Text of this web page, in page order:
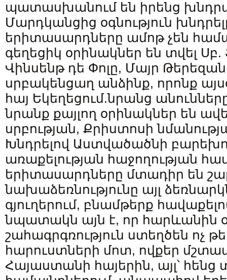
պատասխանում են իրենց
Մարդկանցից օգնություն
երիտասարդները ամոթ չեն
գեղեցիկ օրինակներ են տվել
Վինսենթ դե Փոլը, Մայր
սրբակենցաղ անձինք, որոնք
հայ Եկեղեցում.նրանց
նրանք քայլող օրինակներ են
սրբության, Քրիստոսի
Խնդրելով Աստվածածնի
առաքելության հաջողության
երիտասարդները մտադիր են
նախաձեռնությունը այլ
գյուղերում, բնամթերք
նպատակն այն է, որ հարևանին
շահագրգռություն ստեղծեն ոչ
հարուստների մոտ, ովքեր
Հայաստանի հայերին, այլ՝ հենց